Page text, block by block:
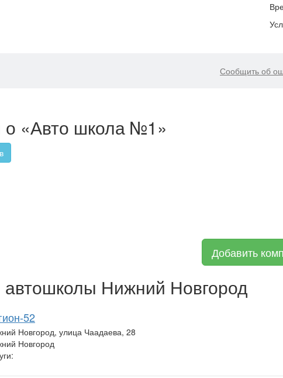
Сообщить об
«Авто школа №1»
Добавить
Нижний Новгород
52
Новгород, улица Чаадаева, 28
Новгород